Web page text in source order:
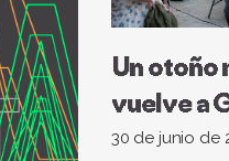
Un otoño
vuelve a
30 de junio de